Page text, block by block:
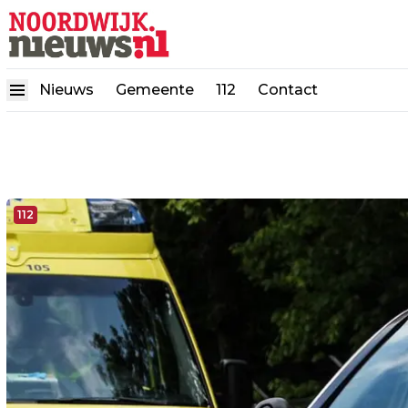
Nieuws Gemeente 112 Contact
112